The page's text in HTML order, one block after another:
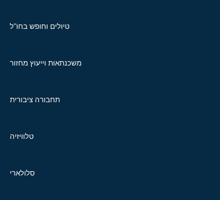
טיולים וחופש בחו"ל
משכנתאות וייעוץ מחזור
תחבורה ציבורית
טלוויזיה
סלולארי